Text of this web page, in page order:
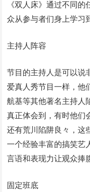
《双人床》通过不同
众从参与者们身上学习
主持人阵容
节目的主持人是可以说
爱真人秀节目一样，他
航基等其他著名主持人
真正体会到，有时他们
还有荒川陷阱良々，这
一个经验丰富的搞笑艺
言语和表现力让观众捧
固定班底